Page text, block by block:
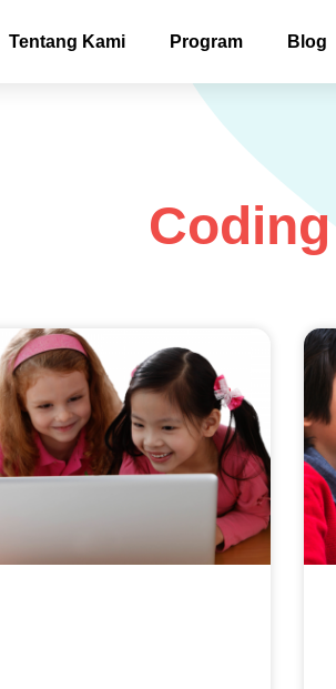
Tentang Kami Program Blog
Coding